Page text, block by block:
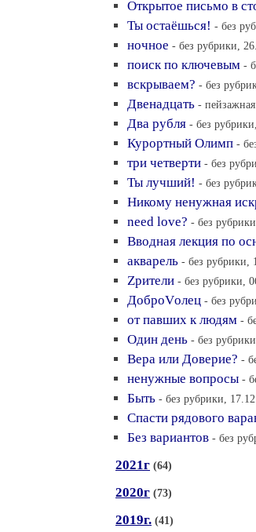
Открытое письмо в
Ты остаёшься! - без
ночное - без рубрики,
поиск по ключевым -
вскрываем? - без
Двенадцать -
Два рубля - без
Курортный Олимп -
три четверти - без
Ты лучший! - без
Никому ненужная
need love? - без
Вводная лекция по
акварель - без рубрики,
Zрители - без рубрики,
ДоброVолец - без
от павших к людям -
Один день - без
Вера или Доверие? -
ненужные вопросы -
Быть - без рубрики,
Спасти рядового
Без вариантов - без
2021г (64)
2020г (73)
2019г. (41)